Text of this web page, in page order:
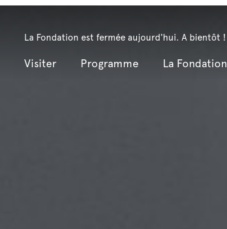
La Fondation est fermée aujourd'hui. A bientôt !
Visiter Programme La Fondation